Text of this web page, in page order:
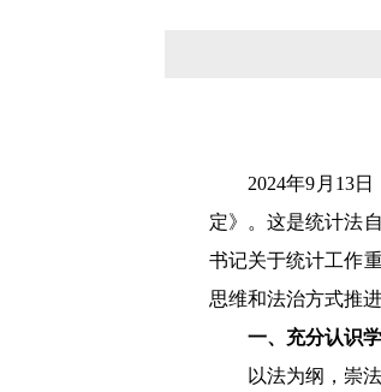
2024年9 月 13日
定》。这是统计法自
书记关于统计工作
思维和法治方式推
一、充分认识
以法为纲，崇